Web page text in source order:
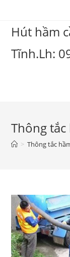
Hút hầm
Tĩnh.Lh:
Thông tắc
> Thông tắc